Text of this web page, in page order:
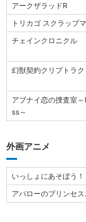
アークザラッドR
トリカゴ スクラップ
チェインクロニクル
幻獣契約クリプトラク
アブナイ恋の捜査室
ss～
外画アニメ
いっしょにあそぼう
アバローのプリンセ